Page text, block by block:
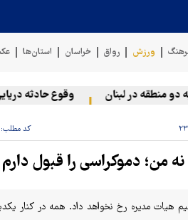
ورزش رواق خراسان استان‌ها
در لبنان وقوع حادثه دریایی
کد مطلب:
من؛ دموکراسی را قبول دارم
هیات مدیره رخ نخواهد داد. همه در کنار